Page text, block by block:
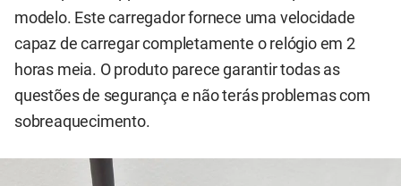
modelo. Este carregador fornece uma velocidade
capaz de carregar completamente o relógio em 2
horas meia. O produto parece garantir todas as
questões de segurança e não terás problemas com
sobreaquecimento.